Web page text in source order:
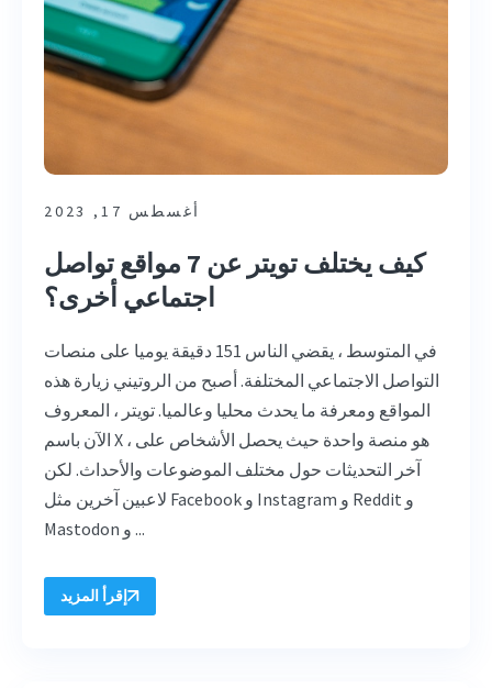
أغسطس 17, 2023
كيف يختلف تويتر عن 7 مواقع تواصل
اجتماعي أخرى؟
في المتوسط ، يقضي الناس 151 دقيقة يوميا على منصات
التواصل الاجتماعي المختلفة. أصبح من الروتيني زيارة هذه
المواقع ومعرفة ما يحدث محليا وعالميا. تويتر ، المعروف
الآن باسم X ، هو منصة واحدة حيث يحصل الأشخاص على
آخر التحديثات حول مختلف الموضوعات والأحداث. لكن
لاعبين آخرين مثل Facebook و Instagram و Reddit و
Mastodon و ...
إقرأ المزيد